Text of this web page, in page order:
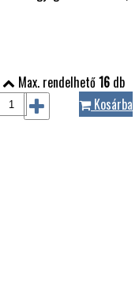
Max. rendelhető16 db
Kosárba